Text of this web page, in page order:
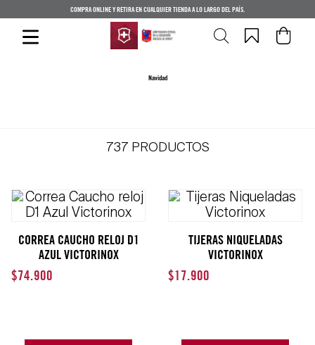
COMPRA ONLINE Y RETIRA EN CUALQUIER TIENDA A LO LARGO DEL PAÍS.
Navidad
737 PRODUCTOS
CORREA CAUCHO RELOJ D1
AZUL VICTORINOX
$74.900
TIJERAS NIQUELADAS
VICTORINOX
$17.900